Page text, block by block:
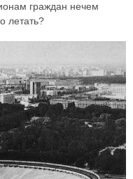
граждан нечем
летать?